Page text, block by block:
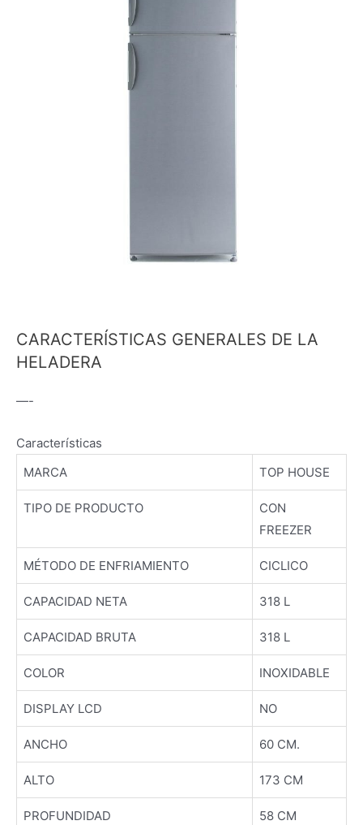
CARACTERÍSTICAS GENERALES DE LA
HELADERA
—-
Características
MARCA
TOP HOUSE
TIPO DE PRODUCTO
CON
FREEZER
MÉTODO DE ENFRIAMIENTO CICLICO
CAPACIDAD NETA 318 L
CAPACIDAD BRUTA 318 L
COLOR INOXIDABLE
DISPLAY LCD NO
ANCHO 60 CM.
ALTO 173 CM
PROFUNDIDAD 58 CM